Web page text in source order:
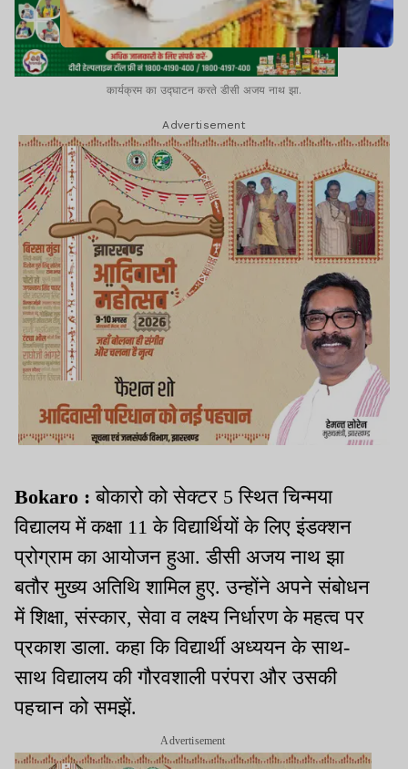
कार्यक्रम का उद्घाटन करते डीसी अजय नाथ झा.
Advertisement
Bokaro : बोकारो को सेक्टर 5 स्थित चिन्मया
विद्यालय में कक्षा 11 के विद्यार्थियों के लिए इंडक्शन
प्रोग्राम का आयोजन हुआ. डीसी अजय नाथ झा
बतौर मुख्य अतिथि शामिल हुए. उन्होंने अपने संबोधन
में शिक्षा, संस्कार, सेवा व लक्ष्य निर्धारण के महत्व पर
प्रकाश डाला. कहा कि विद्यार्थी अध्ययन के साथ-
साथ विद्यालय की गौरवशाली परंपरा और उसकी
पहचान को समझें.
Advertisement